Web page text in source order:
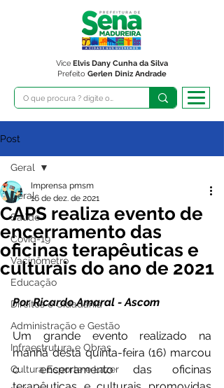
Prefeito Gerlen Diniz Andrade
Vice Elvis Dany Cunha da Silva
Post
Geral
Saúde
Covid-19
Vacinômetro
Educação
Direitos e Cidadania
Administração e Gestão
Infraestrutura e Obras
Cultura Esporte e Lazer
Geral
CAPS realiza evento de
encerramento das
oficinas terapêuticas e
culturais do ano de 2021
Imprensa pmsm
16 de dez. de 2021
Por Ricardo Amaral - Ascom
Um grande evento realizado na
manhã desta quinta-feira (16) marcou
o encerramento das oficinas